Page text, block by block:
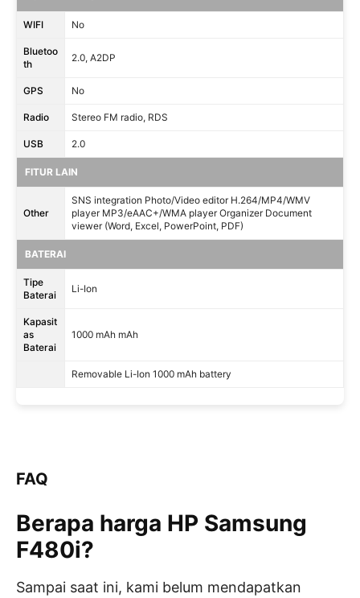
WIFI No
Bluetoo
th
2.0, A2DP
GPS No
Radio Stereo FM radio, RDS
USB 2.0
FITUR LAIN
Other
SNS integration Photo/Video editor H.264/MP4/WMV
player MP3/eAAC+/WMA player Organizer Document
viewer (Word, Excel, PowerPoint, PDF)
BATERAI
Tipe
Baterai
Li-Ion
Kapasit
as
Baterai
1000 mAh mAh
Removable Li-Ion 1000 mAh battery
FAQ
Berapa harga HP Samsung
F480i?
Sampai saat ini, kami belum mendapatkan